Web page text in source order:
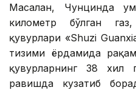
Масалан, Чунцинда
километр бўлган
қувурлари «Shuzi
тизими ёрдамида
қувурларнинг 38 хил
равишда кузатиб